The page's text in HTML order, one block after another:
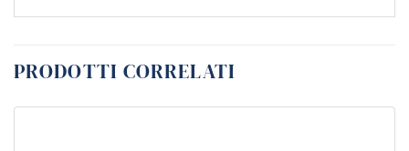
PRODOTTI CORRELATI